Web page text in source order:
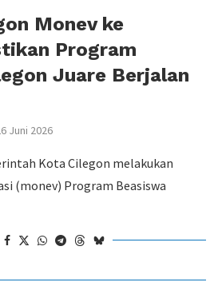
Monev ke
Program
Juare Berjalan
Juni 2026
Kota Cilegon melakukan
(monev) Program Beasiswa